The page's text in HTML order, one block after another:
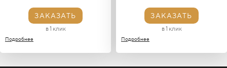
ЗАКАЗАТЬ
в 1 клик
Подробнее
ЗАКАЗАТЬ
в 1 клик
Подробнее